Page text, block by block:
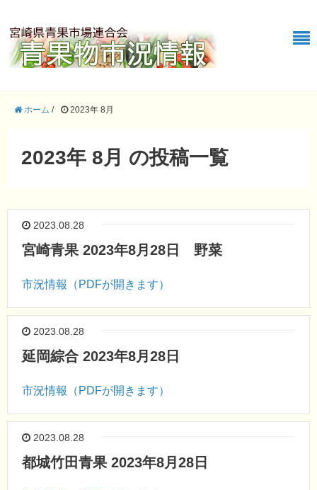
ホーム / 2023年 8月
2023年 8月 の投稿一覧
2023.08.28
宮崎青果 2023年8月28日 野菜
市況情報（PDFが開きます）
2023.08.28
延岡綜合 2023年8月28日
市況情報（PDFが開きます）
2023.08.28
都城竹田青果 2023年8月28日